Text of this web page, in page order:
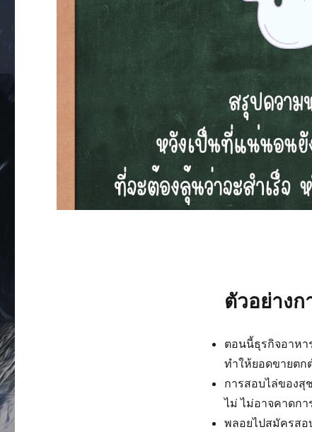
ตัวอย่าง
ตอนนี้ธุรกิจอาหา
ทำให้ยอดขายตก
การสอบไล่ของสุ
ไม่ ไม่อาจคาดกา
พลอยไปสมัครสอ